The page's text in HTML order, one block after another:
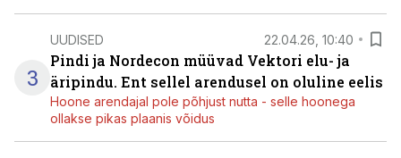
3
UUDISED 22.04.26, 10:40
Pindi ja Nordecon müüvad Vektori elu- ja
äripindu. Ent sellel arendusel on oluline eelis
Hoone arendajal pole põhjust nutta - selle hoonega
ollakse pikas plaanis võidus